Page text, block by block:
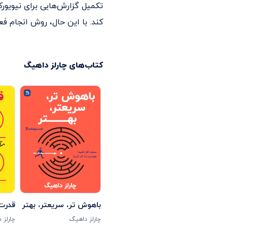
تکمیل گزارش‌هایی برای
کند. با این حال، روش انجام
کتاب‌های چارلز داهیگ
باهوش تر، سریعتر، بهتر
چارلز داهیگ